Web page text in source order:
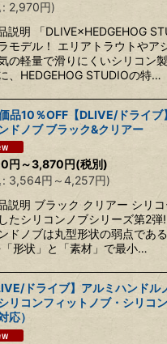
: 2,970円)
説明 「DLIVE×HEDGEHOG
モデル！ エリアトラウトやア
の軽量で滑りにくいシリコン
、HEDGEHOG STUDIOの特…
品10％OFF【DLIVE/ドライブ
ドノブ ブラック&クリアー
円 ～3,870円(税別)
: 3,564円 ～4,257円)
説明 ブラック クリアー シリ
たシリコンノブシリーズ第2弾
ドノブは丸型形状の弱点であ
「形状」と「素材」で最小…
ドライブ】アルミハンドル
リコンフィットノブ・シリコ
応）